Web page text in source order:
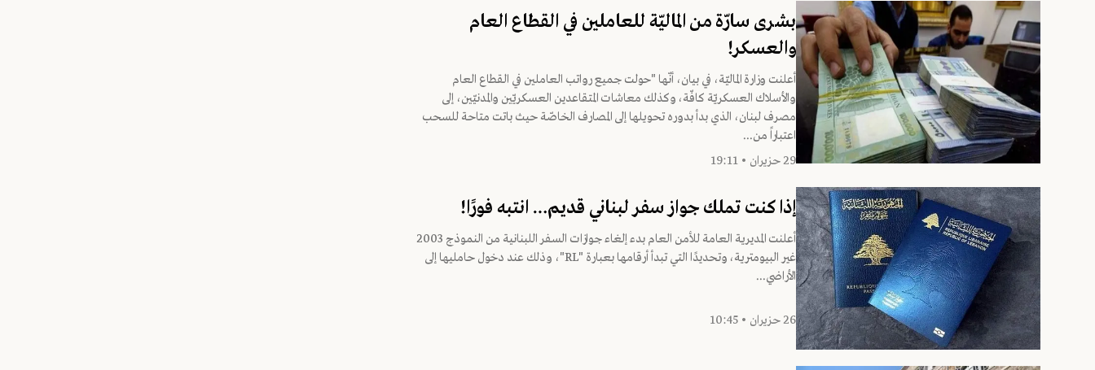
بشرى سارّة من الماليّة للعاملين في القطاع العام
والعسكر!
أعلنت وزارة الماليّة، في بيان، أنّها "حولت جميع رواتب العاملين في القطاع العام
والأسلاك العسكريّة كافّة، وكذلك معاشات المتقاعدين العسكريّين والمدنيّين، إلى
مصرف لبنان، الذي بدأ بدوره تحويلها إلى المصارف الخاصّة حيث باتت متاحة للسحب
اعتباراً من...
29 حزيران • 19:11
إذا كنت تملك جواز سفر لبناني قديم… انتبه فورًا!
أعلنت المديرية العامة للأمن العام بدء إلغاء جوازات السفر اللبنانية من النموذج 2003
غير البيومترية، وتحديدًا التي تبدأ أرقامها بعبارة "RL"، وذلك عند دخول حامليها إلى
الأراضي...
26 حزيران • 10:45